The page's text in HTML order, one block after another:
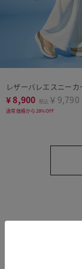
レザーバレエスニーカ
¥8,900 税込 ￥9,790
通常価格から28%OFF